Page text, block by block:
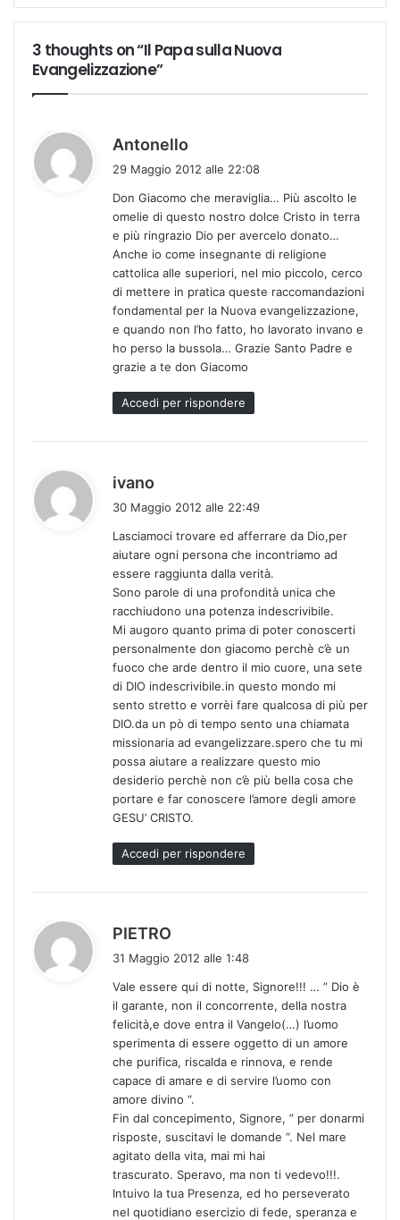
3 thoughts on “Il Papa sulla Nuova
Evangelizzazione”
Antonello
e
t
t
29 Maggio 2012 alle 22:08
Don Giacomo che meraviglia… Più ascolto le
omelie di questo nostro dolce Cristo in terra
e più ringrazio Dio per avercelo donato…
Anche io come insegnante di religione
cattolica alle superiori, nel mio piccolo, cerco
di mettere in pratica queste raccomandazioni
fondamental per la Nuova evangelizzazione,
e quando non l’ho fatto, ho lavorato invano e
ho perso la bussola… Grazie Santo Padre e
grazie a te don Giacomo
Accedi per rispondere
ivano
e
t
t
30 Maggio 2012 alle 22:49
Lasciamoci trovare ed afferrare da Dio,per
aiutare ogni persona che incontriamo ad
essere raggiunta dalla verità.
Sono parole di una profondità unica che
racchiudono una potenza indescrivibile.
Mi augoro quanto prima di poter conoscerti
personalmente don giacomo perchè c’è un
fuoco che arde dentro il mio cuore, una sete
di DIO indescrivibile.in questo mondo mi
sento stretto e vorrèi fare qualcosa di più per
DIO.da un pò di tempo sento una chiamata
missionaria ad evangelizzare.spero che tu mi
possa aiutare a realizzare questo mio
desiderio perchè non c’è più bella cosa che
portare e far conoscere l’amore degli amore
GESU’ CRISTO.
Accedi per rispondere
PIETRO
e
t
t
31 Maggio 2012 alle 1:48
Vale essere qui di notte, Signore!!! … ” Dio è
il garante, non il concorrente, della nostra
felicità,e dove entra il Vangelo(…) l’uomo
sperimenta di essere oggetto di un amore
che purifica, riscalda e rinnova, e rende
capace di amare e di servire l’uomo con
amore divino “.
Fin dal concepimento, Signore, ” per donarmi
risposte, suscitavi le domande “. Nel mare
agitato della vita, mai mi hai
trascurato. Speravo, ma non ti vedevo!!!.
Intuivo la tua Presenza, ed ho perseverato
nel quotidiano esercizio di fede, speranza e